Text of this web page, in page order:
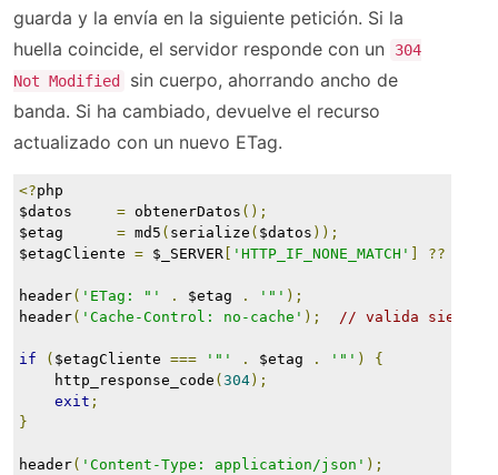
guarda y la envía en la siguiente petición. Si la
huella coincide, el servidor responde con un
304
Not Modified
sin cuerpo, ahorrando ancho de
banda. Si ha cambiado, devuelve el recurso
actualizado con un nuevo ETag.
<?php
$datos = obtenerDatos ();
$etag = md5 ( serialize ( $datos ));
$etagCliente = $_SERVER 'HTTP_IF_NONE_MATCH' ??
header( 'ETag: "' . $etag . '"' );
header( 'Cache-Control: no-cache' ); // valida siempre,
if ( $etagCliente === '"' . $etag . '"' )
{
http_response_code ( 304);
exit ;
}
header( 'Content-Type: application/json' );